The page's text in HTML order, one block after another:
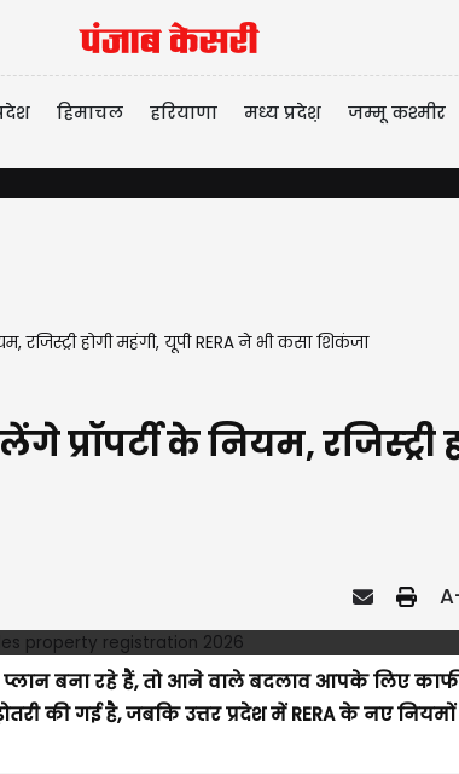
हिमाचल हरियाणा मध्य प्रदेश़ जम्मू कश्मीर
रजिस्ट्री होगी महंगी, यूपी RERA ने भी कसा शिकंजा
प्रॉपर्टी के नियम, रजिस्ट्री
बना रहे हैं, तो आने वाले बदलाव आपके लिए
की गई है, जबकि उत्तर प्रदेश में RERA के नए